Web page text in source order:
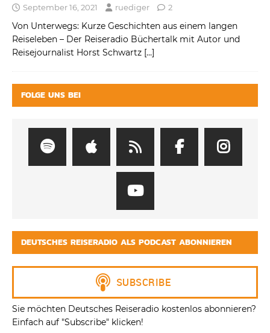
September 16, 2021 ruediger 2
Von Unterwegs: Kurze Geschichten aus einem langen
Reiseleben – Der Reiseradio Büchertalk mit Autor und
Reisejournalist Horst Schwartz […]
FOLGE UNS BEI
DEUTSCHES REISERADIO ALS PODCAST ABONNIEREN
Sie möchten Deutsches Reiseradio kostenlos abonnieren?
Einfach auf "Subscribe" klicken!